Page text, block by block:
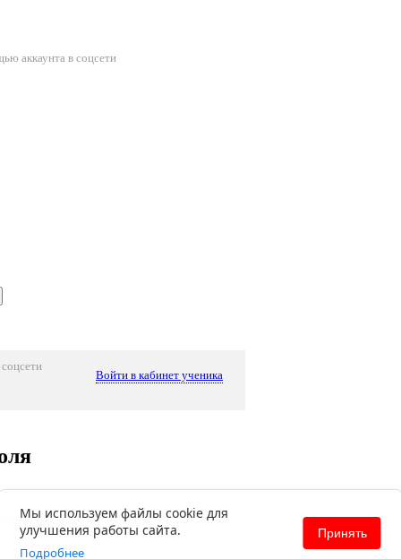
Мы используем файлы cookie для
улучшения работы сайта.
Подробнее
Принять
аккаунта в соцсети
Войти в кабинет ученика
чтобы восстановить пароль!